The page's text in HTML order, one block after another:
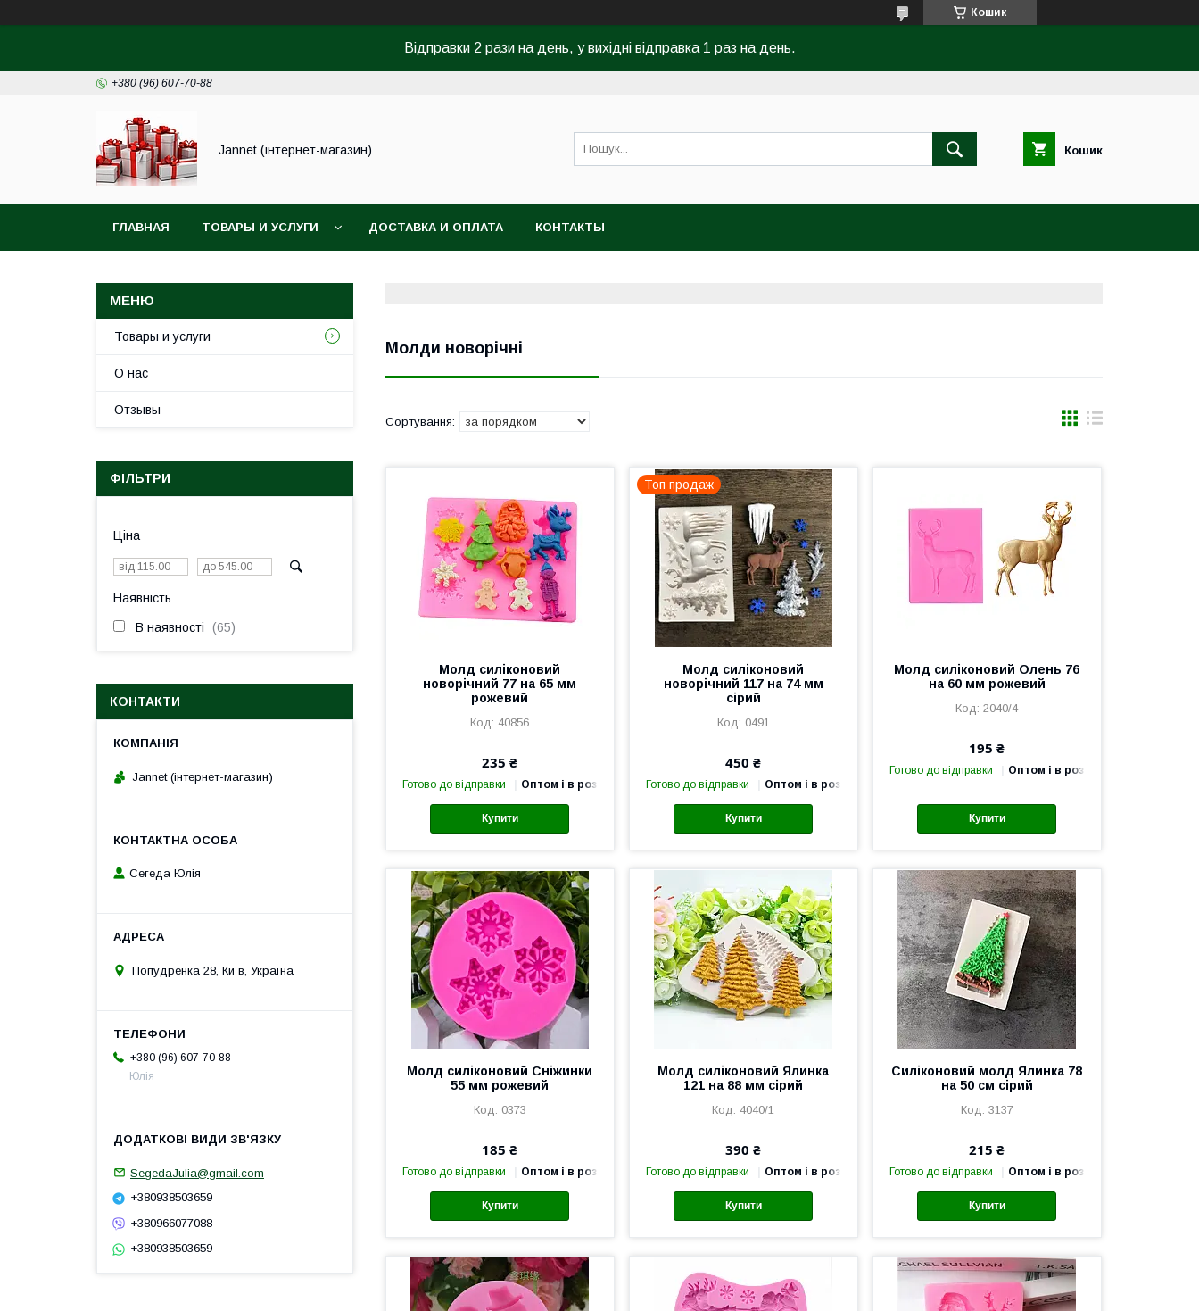
Кошик
Відправки 2 рази на день, у вихідні відправка 1 раз на день.
+380 (96) 607-70-88
Jannet (інтернет-магазин) Кошик
ГЛАВНАЯ ТОВАРЫ И УСЛУГИ ДОСТАВКА И ОПЛАТА КОНТАКТЫ
Молди новорічні
Молд силіконовий
новорічний 77 на 65 мм
рожевий
40856
235 ₴
Готово до відправки Оптом і в роздріб
Купити
Топ продаж
Молд силіконовий
новорічний 117 на 74 мм
сірий
0491
450 ₴
Готово до відправки Оптом і в роздріб
Купити
Молд силіконовий Олень 76
на 60 мм рожевий
2040/4
195 ₴
Готово до відправки Оптом і в роздріб
Купити
Молд силіконовий Сніжинки
55 мм рожевий
0373
185 ₴
Готово до відправки Оптом і в роздріб
Купити
Молд силіконовий Ялинка
121 на 88 мм сірий
4040/1
390 ₴
Готово до відправки Оптом і в роздріб
Купити
Силіконовий молд Ялинка 78
на 50 см сірий
3137
215 ₴
Готово до відправки Оптом і в роздріб
Купити
Товары и услуги
О нас
Отзывы
ФІЛЬТРИ
Ціна
Наявність
В наявності 65
КОНТАКТИ
Jannet (інтернет-магазин)
Сегеда Юлія
Попудренка 28, Київ, Україна
+380 (96) 607-70-88
Юлія
SegedaJulia@gmail.com
+380938503659
+380966077088
+380938503659